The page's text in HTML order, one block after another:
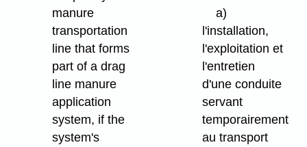
manure
transportation
line that forms
part of a drag
line manure
application
system, if the
system's
a)
l'installation,
l'exploitation et
l'entretien
d'une conduite
servant
temporairement
au transport